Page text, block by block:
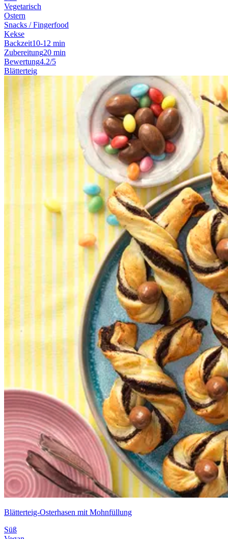
Vegetarisch
Ostern
Snacks / Fingerfood
Kekse
Backzeit10-12 min
Zubereitung20 min
Bewertung4.2/5
Blätterteig
Blätterteig-Osterhasen mit Mohnfüllung
Süß